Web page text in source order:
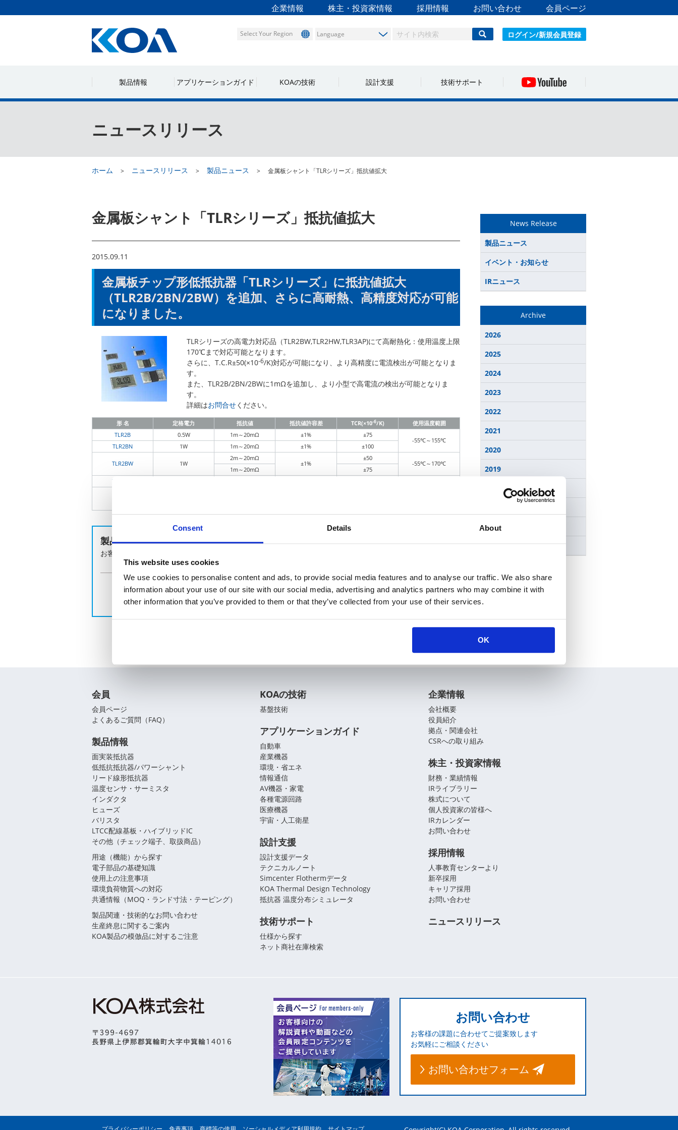
Consent Details About
This website uses cookies
We use cookies to personalise content and ads, to provide social media features and to analyse our traffic. We also share
information about your use of our site with our social media, advertising and analytics partners who may combine it with
other information that you’ve provided to them or that they’ve collected from your use of their services.
OK
企業情報 株主・投資家情報 採用情報 お問い合わせ 会員ページ
ログイン/新規会員登録
Select Your Region
製品情報 アプリケーションガイド KOAの技術 設計支援 技術サポート
ニュースリリース
ホーム ニュースリリース 製品ニュース 金属板シャント「TLRシリーズ」抵抗値拡大
金属板シャント「TLRシリーズ」抵抗値拡大
2015.09.11
金属板チップ形低抵抗器「TLRシリーズ」に抵抗値拡大
（TLR2B/2BN/2BW）を追加、さらに高耐熱、高精度対応が可能
になりました。
TLRシリーズの高電力対応品（TLR2BW,TLR2HW,TLR3AP)にて高耐熱化：使用温度上限
170℃まで対応可能となります。
さらに、T.C.R±50(×10-6/K)対応が可能になり、より高精度に電流検出が可能となりま
す。
また、TLR2B/2BN/2BWに1mΩを追加し、より小型で高電流の検出が可能となりま
す。
詳細はお問合せください。
形 名 定格電力 抵抗値 抵抗値許容差 TCR(×10-6/K)
使用温度範囲
TLR2B
0.5W 1m～20mΩ ±1% ±75
-55℃～155℃
TLR2BN
1W 1m～20mΩ ±1% ±100
TLR2BW 1W
2m～20mΩ
±1%
±50
-55℃～170℃
1m～20mΩ
±75
TLR2HW
製品のお問い合わせはこちら
お客様の課題に合わせてご提案します。お気軽にご相談ください。
お問い合わせフォーム
News Release
製品ニュース
イベント・お知らせ
IRニュース
Archive
2026
2025
2024
2023
2022
2021
2020
2019
2016
会員
会員ページ
よくあるご質問（FAQ）
製品情報
面実装抵抗器
低抵抗抵抗器/パワーシャント
リード線形抵抗器
温度センサ・サーミスタ
インダクタ
ヒューズ
バリスタ
LTCC配線基板・ハイブリッドIC
その他（チェック端子、取扱商品）
用途（機能）から探す
電子部品の基礎知識
使用上の注意事項
環境負荷物質への対応
共通情報（MOQ・ランド寸法・テーピング）
製品関連・技術的なお問い合わせ
生産終息に関するご案内
KOA製品の模倣品に対するご注意
KOAの技術
基盤技術
アプリケーションガイド
自動車
産業機器
環境・省エネ
情報通信
AV機器・家電
各種電源回路
医療機器
宇宙・人工衛星
設計支援
設計支援データ
テクニカルノート
Simcenter Flothermデータ
KOA Thermal Design Technology
抵抗器 温度分布シミュレータ
技術サポート
仕様から探す
ネット商社在庫検索
企業情報
会社概要
役員紹介
拠点・関連会社
CSRへの取り組み
株主・投資家情報
財務・業績情報
IRライブラリー
株式について
個人投資家の皆様へ
IRカレンダー
お問い合わせ
採用情報
人事教育センターより
新卒採用
キャリア採用
お問い合わせ
ニュースリリース
お問い合わせ
お客様の課題に合わせてご提案致します
お気軽にご相談ください
お問い合わせフォーム